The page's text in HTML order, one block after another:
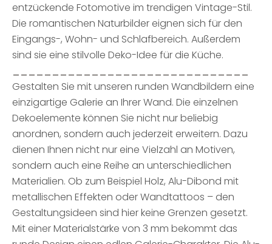
entzückende Fotomotive im trendigen Vintage-Stil.
Die romantischen Naturbilder eignen sich für den
Eingangs-, Wohn- und Schlafbereich. Außerdem
sind sie eine stilvolle Deko-Idee für die Küche.
Gestalten Sie mit unseren runden Wandbildern eine
einzigartige Galerie an Ihrer Wand. Die einzelnen
Dekoelemente können Sie nicht nur beliebig
anordnen, sondern auch jederzeit erweitern. Dazu
dienen Ihnen nicht nur eine Vielzahl an Motiven,
sondern auch eine Reihe an unterschiedlichen
Materialien. Ob zum Beispiel Holz, Alu-Dibond mit
metallischen Effekten oder Wandtattoos – den
Gestaltungsideen sind hier keine Grenzen gesetzt.
Mit einer Materialstärke von 3 mm bekommt das